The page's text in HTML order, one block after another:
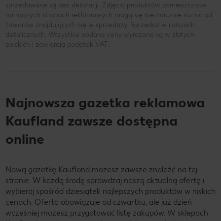
sprzedawane są bez dekoracji. Zdjęcia produktów zamieszczone
na naszych stronach reklamowych mogą się nieznacznie różnić od
towarów znajdujących się w sprzedaży. Sprzedaż w ilościach
detalicznych. Wszystkie podane ceny wyrażone są w złotych
polskich i zawierają podatek VAT.
Najnowsza gazetka reklamowa
Kaufland zawsze dostępna
online
Nową gazetkę Kaufland możesz zawsze znaleźć na tej
stronie. W każdą środę sprawdzaj naszą aktualną ofertę i
wybieraj spośród dziesiątek najlepszych produktów w niskich
cenach. Oferta obowiązuje od czwartku, ale już dzień
wcześniej możesz przygotować listę zakupów. W sklepach